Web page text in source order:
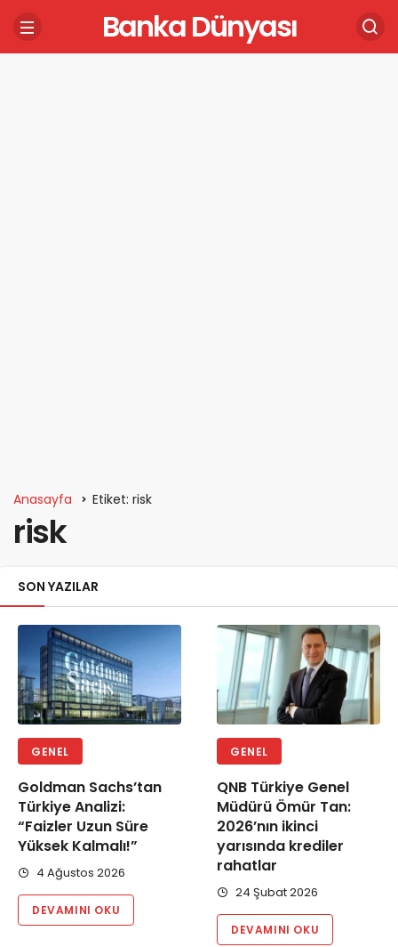
Banka Dünyası
Anasayfa Etiket: risk
risk
SON YAZILAR
GENEL
Goldman Sachs’tan
Türkiye Analizi:
“Faizler Uzun Süre
Yüksek Kalmalı!”
4 Ağustos 2026
DEVAMINI OKU
GENEL
QNB Türkiye Genel
Müdürü Ömür Tan:
2026’nın ikinci
yarısında krediler
rahatlar
24 Şubat 2026
DEVAMINI OKU